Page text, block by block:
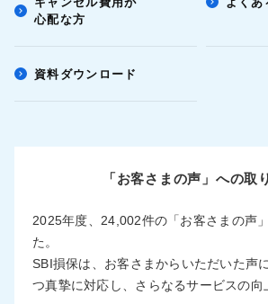
心配な方
資料ダウンロード
「お客さまの声」への取
2025年度、24,002件の「お客さまの声
た。
SBI損保は、お客さまからいただいた声
つ真摯に対応し、さらなるサービスの向